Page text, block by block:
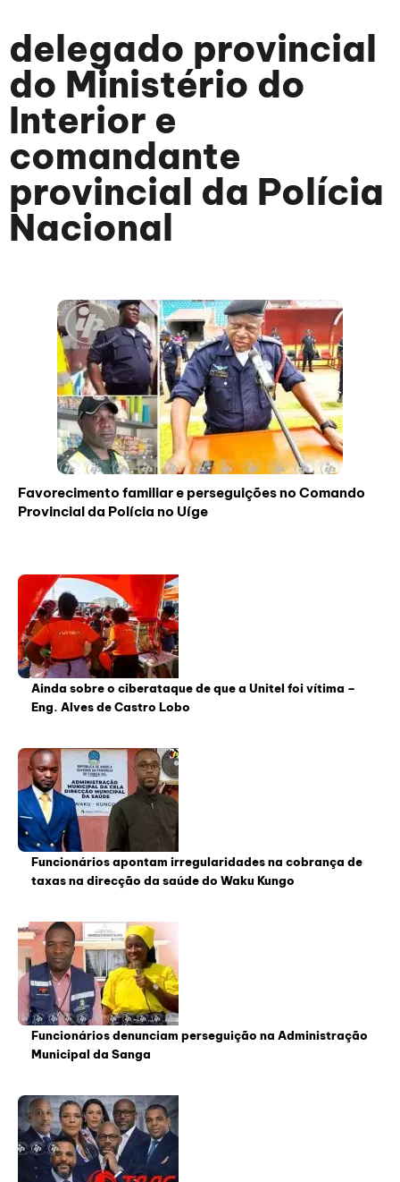
delegado provincial
do Ministério do
Interior e
comandante
provincial da Polícia
Nacional
Favorecimento familiar e perseguições no Comando
Provincial da Polícia no Uíge
Ainda sobre o ciberataque de que a Unitel foi vítima –
Eng. Alves de Castro Lobo
Funcionários apontam irregularidades na cobrança de
taxas na direcção da saúde do Waku Kungo
Funcionários denunciam perseguição na Administração
Municipal da Sanga